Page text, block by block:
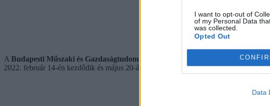
I want to opt-out of
of my Personal Data
was collected.
Opted Out
Data
A Budapesti Műszaki és Gazdaságtudományi Egyetem
őszi szorgalmi időszaka
2022. február 14-én kezdődik és május 20-án ér véget. Ezt követően május 30. és